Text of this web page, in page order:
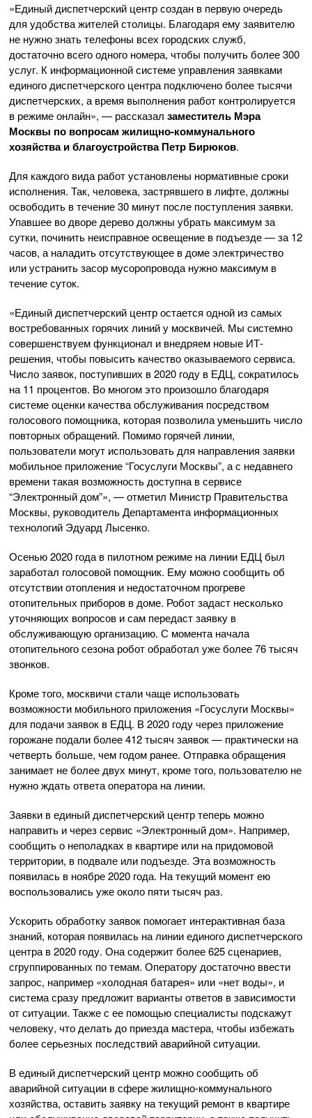
«Единый диспетчерский центр создан в первую очередь
для удобства жителей столицы. Благодаря ему заявителю
не нужно знать телефоны всех городских служб,
достаточно всего одного номера, чтобы получить более 300
услуг. К информационной системе управления заявками
единого диспетчерского центра подключено более тысячи
диспетчерских, а время выполнения работ контролируется
в режиме онлайн», — рассказал заместитель Мэра
Москвы по вопросам жилищно-коммунального
хозяйства и благоустройства Петр Бирюков.
Для каждого вида работ установлены нормативные сроки
исполнения. Так, человека, застрявшего в лифте, должны
освободить в течение 30 минут после поступления заявки.
Упавшее во дворе дерево должны убрать максимум за
сутки, починить неисправное освещение в подъезде — за 12
часов, а наладить отсутствующее в доме электричество
или устранить засор мусоропровода нужно максимум в
течение суток.
«Единый диспетчерский центр остается одной из самых
востребованных горячих линий у москвичей. Мы системно
совершенствуем функционал и внедряем новые ИТ-
решения, чтобы повысить качество оказываемого сервиса.
Число заявок, поступивших в 2020 году в ЕДЦ, сократилось
на 11 процентов. Во многом это произошло благодаря
системе оценки качества обслуживания посредством
голосового помощника, которая позволила уменьшить число
повторных обращений. Помимо горячей линии,
пользователи могут использовать для направления заявки
мобильное приложение “Госуслуги Москвы”, а с недавнего
времени такая возможность доступна в сервисе
“Электронный дом”», — отметил Министр Правительства
Москвы, руководитель Департамента информационных
технологий Эдуард Лысенко.
Осенью 2020 года в пилотном режиме на линии ЕДЦ был
заработал голосовой помощник. Ему можно сообщить об
отсутствии отопления и недостаточном прогреве
отопительных приборов в доме. Робот задаст несколько
уточняющих вопросов и сам передаст заявку в
обслуживающую организацию. С момента начала
отопительного сезона робот обработал уже более 76 тысяч
звонков.
Кроме того, москвичи стали чаще использовать
возможности мобильного приложения «Госуслуги Москвы»
для подачи заявок в ЕДЦ. В 2020 году через приложение
горожане подали более 412 тысяч заявок — практически на
четверть больше, чем годом ранее. Отправка обращения
занимает не более двух минут, кроме того, пользователю не
нужно ждать ответа оператора на линии.
Заявки в единый диспетчерский центр теперь можно
направить и через сервис «Электронный дом». Например,
сообщить о неполадках в квартире или на придомовой
территории, в подвале или подъезде. Эта возможность
появилась в ноябре 2020 года. На текущий момент ею
воспользовались уже около пяти тысяч раз.
Ускорить обработку заявок помогает интерактивная база
знаний, которая появилась на линии единого диспетчерского
центра в 2020 году. Она содержит более 625 сценариев,
сгруппированных по темам. Оператору достаточно ввести
запрос, например «холодная батарея» или «нет воды», и
система сразу предложит варианты ответов в зависимости
от ситуации. Также с ее помощью специалисты подскажут
человеку, что делать до приезда мастера, чтобы избежать
более серьезных последствий аварийной ситуации.
В единый диспетчерский центр можно сообщить об
аварийной ситуации в сфере жилищно-коммунального
хозяйства, оставить заявку на текущий ремонт в квартире